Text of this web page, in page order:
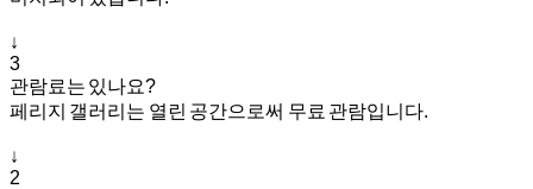
↓
3
관람료는 있나요?
페리지 갤러리는 열린 공간으로써 무료 관람입니다.
↓
2